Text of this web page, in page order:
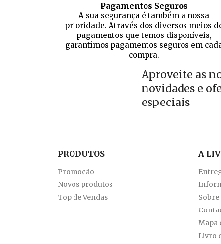
Pagamentos Seguros
A sua segurança é também a nossa
prioridade. Através dos diversos meios
pagamentos que temos disponíveis,
garantimos pagamentos seguros em
compra.
Aproveite as
novidades e
especiais
PRODUTOS
Promoção
Novos produtos
Top de Vendas
A
Sobre
Mapa
Livro